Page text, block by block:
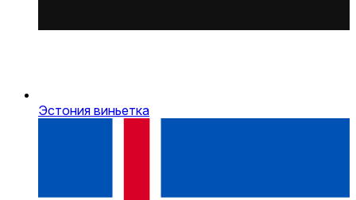
Эстония виньетка